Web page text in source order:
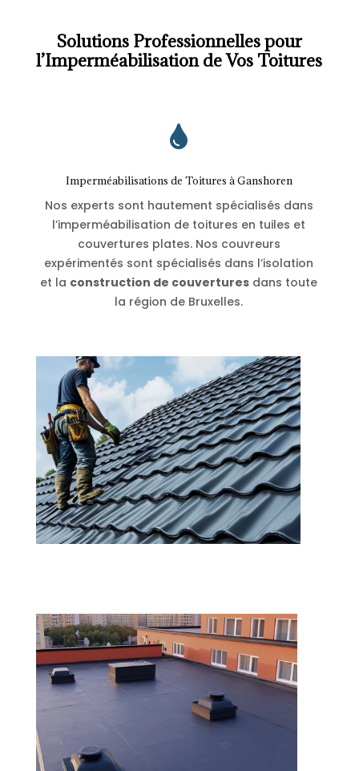
Solutions Professionnelles pour
l’Imperméabilisation de Vos Toitures

Imperméabilisations de Toitures à Ganshoren
Nos experts sont hautement spécialisés dans
l’imperméabilisation de toitures en tuiles et
couvertures plates. Nos couvreurs
expérimentés sont spécialisés dans l’isolation
et la construction de couvertures dans toute
la région de Bruxelles.